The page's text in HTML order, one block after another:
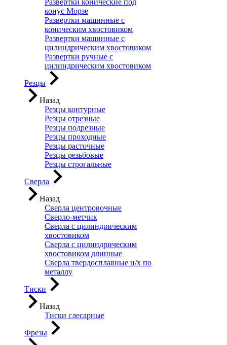
Развертки конические под
конус Морзе
Развертки машинные с
коническим хвостовиком
Развертки машинные с
цилиндрическим хвостовиком
Развертки ручные с
цилиндрическим хвостовиком
Резцы
Назад
Резцы контурные
Резцы отрезные
Резцы подрезные
Резцы проходные
Резцы расточные
Резцы резьбовые
Резцы строгальные
Сверла
Назад
Сверла центровочные
Сверло-метчик
Сверла с цилиндрическим
хвостовиком
Сверла с цилиндрическим
хвостовиком длинные
Сверла твердосплавные ц/х по
металлу
Тиски
Назад
Тиски слесарные
Фрезы